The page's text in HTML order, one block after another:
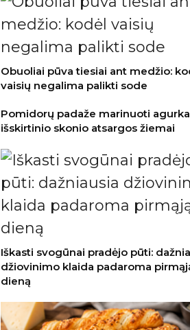
Obuoliai pūva tiesiai ant medžio:
vaisių negalima palikti sode
Pomidorų padaže marinuoti
išskirtinio skonio atsargos žiemai
Iškasti svogūnai pradėjo pūti:
džiovinimo klaida padaroma
dieną